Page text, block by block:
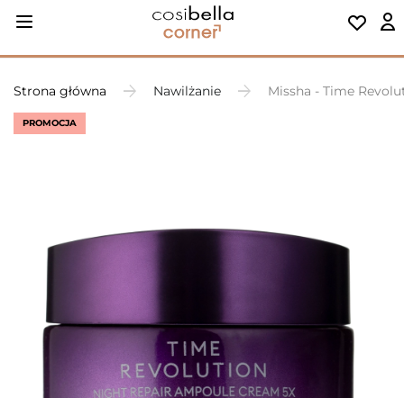
Strona główna Nawilżanie Missha - Time
PROMOCJA